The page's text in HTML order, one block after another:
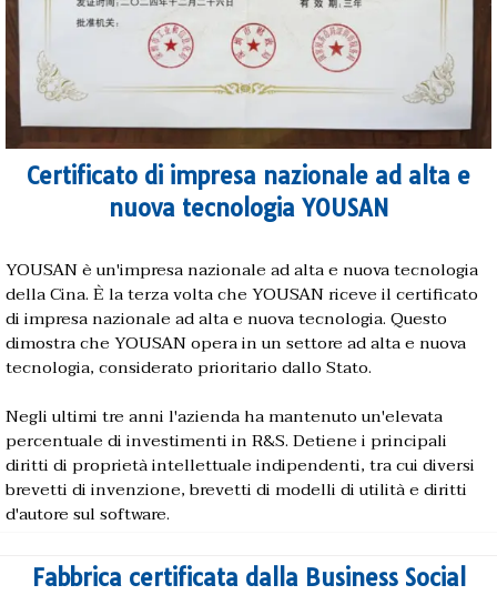
Certificato di impresa nazionale ad alta e
nuova tecnologia YOUSAN
YOUSAN è un'impresa nazionale ad alta e nuova tecnologia
della Cina. È la terza volta che YOUSAN riceve il certificato
di impresa nazionale ad alta e nuova tecnologia. Questo
dimostra che YOUSAN opera in un settore ad alta e nuova
tecnologia, considerato prioritario dallo Stato.
Negli ultimi tre anni l'azienda ha mantenuto un'elevata
percentuale di investimenti in R&S. Detiene i principali
diritti di proprietà intellettuale indipendenti, tra cui diversi
brevetti di invenzione, brevetti di modelli di utilità e diritti
d'autore sul software.
Fabbrica certificata dalla Business Social